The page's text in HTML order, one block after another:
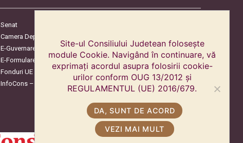
Senat
Camera Deputaților
E-Guvernare
E-Formulare
Fonduri UE
InfoCons – Protecția Consumatorilor
Site-ul Consiliului Judetean folosește
module Cookie. Navigând în continuare, vă
exprimați acordul asupra folosirii cookie-
urilor conform OUG 13/2012 și
REGULAMENTUL (UE) 2016/679.
DA, SUNT DE ACORD
VEZI MAI MULT